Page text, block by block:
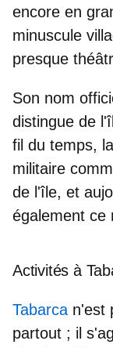
encore en
minuscule
presque
Son nom
distingue de
fil du temps,
militaire
de l'île, et
également ce
Activités à
Tabarca n'est
partout ; il